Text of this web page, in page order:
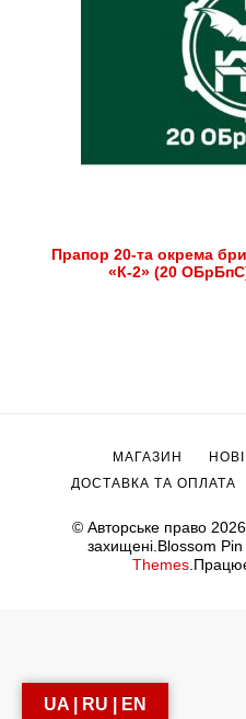
Прапор 20-та окрема
«К-2» (20
© Авторське право 2026
захищені. Blossom
Themes
МАГАЗИН
ДОСТАВКА ТА ОПЛАТА
UA | RU | EN